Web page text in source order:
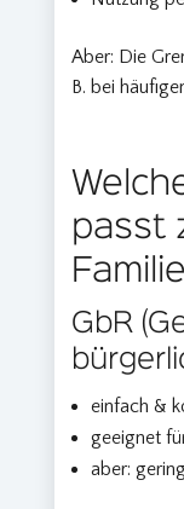
Aber: Die
B. bei
passt
GbR
einfach &
geeignet
aber: